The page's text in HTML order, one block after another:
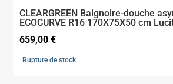
CLEARGREEN Baignoire-douche
ECOCURVE R16 170X75X50 cm
659,00€
Rupture de stock